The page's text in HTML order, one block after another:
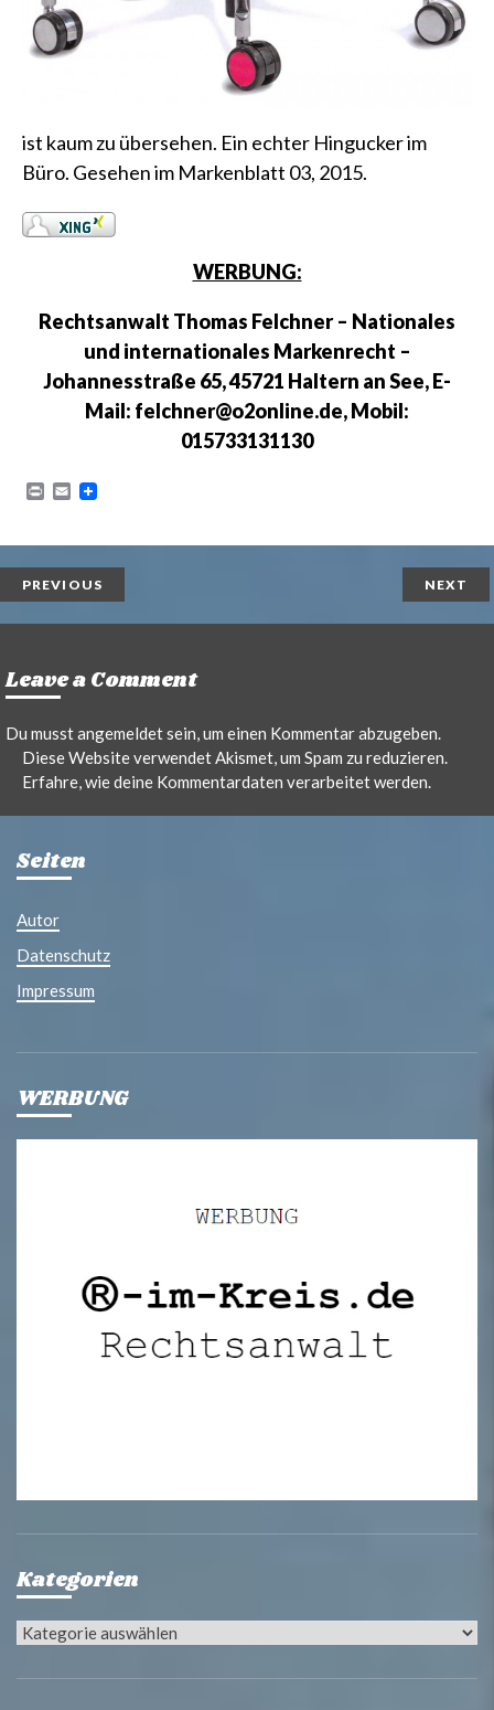
ist kaum zu übersehen. Ein echter Hingucker im
Büro. Gesehen im Markenblatt 03, 2015.
WERBUNG:
Rechtsanwalt Thomas Felchner – Nationales
und internationales Markenrecht –
Johannesstraße 65, 45721 Haltern an See, E-
Mail: felchner@o2online.de, Mobil:
015733131130
n
E
i
PREVIOUS NEXT
Leave a Comment
Du musstangemeldetsein, um einen Kommentar abzugeben.
Diese Website verwendet Akismet, um Spam zu reduzieren.
Erfahre, wie deine Kommentardaten verarbeitet werden.
Seiten
Autor
Datenschutz
Impressum
WERBUNG
Kategorien
Kategorien